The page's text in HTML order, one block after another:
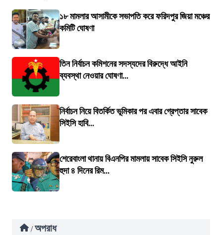
১৮ মামলার আসামীকে সভাপতি করে ফরিদপুর জিয়া মঞ্চের
কমিটি ঘোষণা
তিন নির্বাচন কমিশনের সদস্যদের বিরুদ্ধে আইনি
ব্যবস্থা নেওয়ার ঘোষণা...
নির্বাচন নিয়ে বিতর্কিত ভূমিকার পর এবার গ্রেপ্তার সাবেক
সিইসি হাবি...
শেরেবাংলা থানায় বিএনপির মামলায় সাবেক সিইসি নুরুল
হুদা ৪ দিনের রিম...
/ অপরাধ